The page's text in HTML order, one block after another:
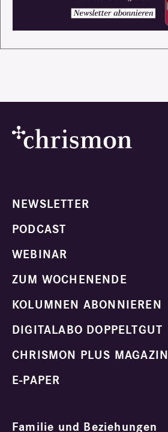
NEWSLETTER
PODCAST
WEBINAR
ZUM WOCHENENDE
KOLUMNEN ABONNIEREN
DIGITALABO DOPPELTGUT
CHRISMON PLUS MAGAZIN
E-PAPER
Familie und Beziehungen